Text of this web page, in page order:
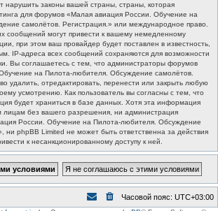
нарушить законы вашей страны, страны, которая
для форумов «Малая авиация России. Обучение на
самолётов. Регистрация.» или международное право.
сообщений могут привести к вашему немедленному
при этом ваш провайдер будет поставлен в известность,
IP-адреса всех сообщений сохраняются для возможности
Вы соглашаетесь с тем, что администраторы форумов
на Пилота-любителя. Обсуждение самолётов.
удалить, отредактировать, перенести или закрыть любую
усмотрению. Как пользователь вы согласны с тем, что
будет храниться в базе данных. Хотя эта информация
лицам без вашего разрешения, ни администрация
России. Обучение на Пилота-любителя. Обсуждение
ни phpBB Limited не может быть ответственна за действия
к несанкционированному доступу к ней.
Часовой пояс: UTC+03:00